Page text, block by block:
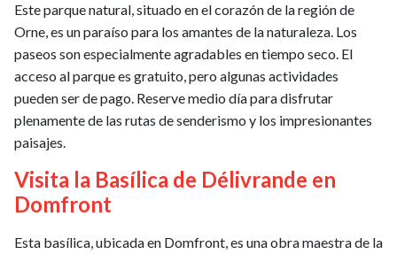
Este parque natural, situado en el corazón de la región de
Orne, es un paraíso para los amantes de la naturaleza. Los
paseos son especialmente agradables en tiempo seco. El
acceso al parque es gratuito, pero algunas actividades
pueden ser de pago. Reserve medio día para disfrutar
plenamente de las rutas de senderismo y los impresionantes
paisajes.
Visita la Basílica de Délivrande en
Domfront
Esta basílica, ubicada en Domfront, es una obra maestra de la